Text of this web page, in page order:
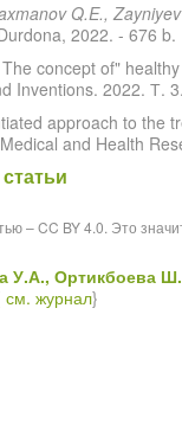
Q.E.,
2022. - 676 b.
The concept of"
Inventions. 2022. Т.
approach to the
and Health
– CC BY 4.0. Это
У.А., Ортикбоева
см. журнал}